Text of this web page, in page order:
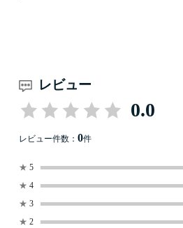
レビュー
0.0
レビュー件数： 0件
★ 5
★ 4
★ 3
★ 2